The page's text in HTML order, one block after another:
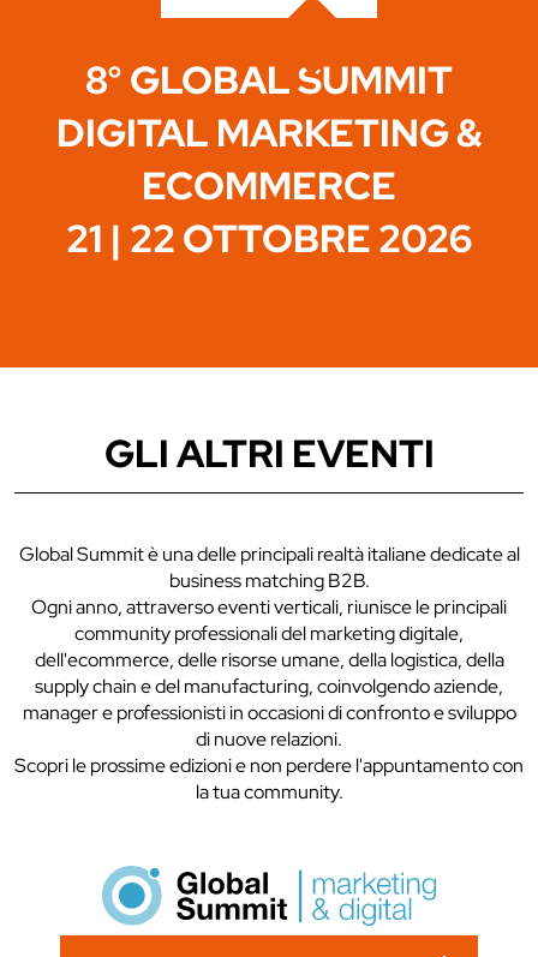
8° GLOBAL SUMMIT
DIGITAL MARKETING &
ECOMMERCE
21 | 22 OTTOBRE 2026
GLI ALTRI EVENTI
Global Summit è una delle principali realtà italiane dedicate al
business matching B2B.
Ogni anno, attraverso eventi verticali, riunisce le principali
community professionali del marketing digitale,
dell'ecommerce, delle risorse umane, della logistica, della
supply chain e del manufacturing, coinvolgendo aziende,
manager e professionisti in occasioni di confronto e sviluppo
di nuove relazioni.
Scopri le prossime edizioni e non perdere l'appuntamento con
la tua community.